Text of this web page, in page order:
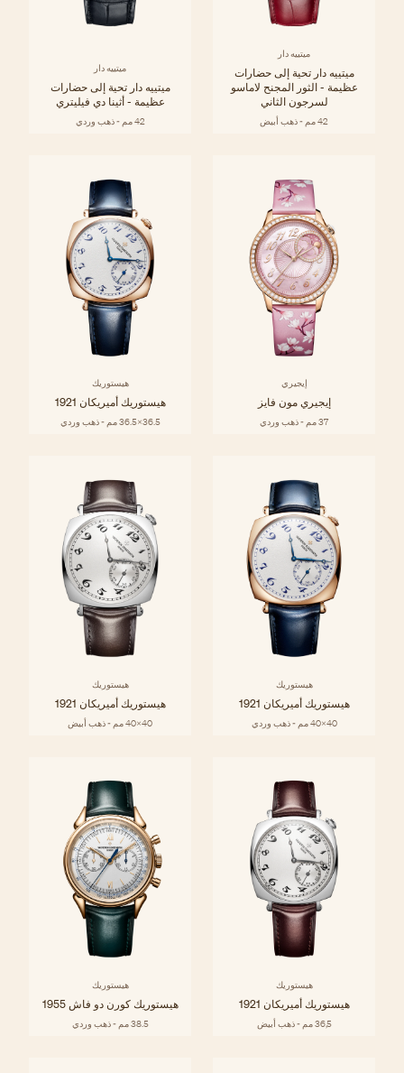
ميتييه دار
ميتييه دار تحية إلى حضارات
عظيمة - الثور المجنح لاماسو
لسرجون الثاني
42 مم - ذهب أبيض
ميتييه دار
ميتييه دار تحية إلى حضارات
عظيمة - أثينا دي فيليتري
42 مم - ذهب وردي
إيجيري
إيجيري مون فايز
37 مم - ذهب وردي
هيستوريك
هيستوريك أميريكان 1921
36.5x36.5 مم - ذهب وردي
هيستوريك
هيستوريك أميريكان 1921
40x40 مم - ذهب وردي
هيستوريك
هيستوريك أميريكان 1921
40x40 مم - ذهب أبيض
هيستوريك
هيستوريك أميريكان 1921
36,5 مم - ذهب أبيض
هيستوريك
هيستوريك كورن دو فاش 1955
38.5 مم - ذهب وردي